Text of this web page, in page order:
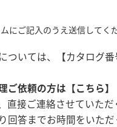
にご記入のうえ送信してく
ついては、【カタログ
ご依頼の方は【こちら】
直接ご連絡させていた
回答までお時間をいた